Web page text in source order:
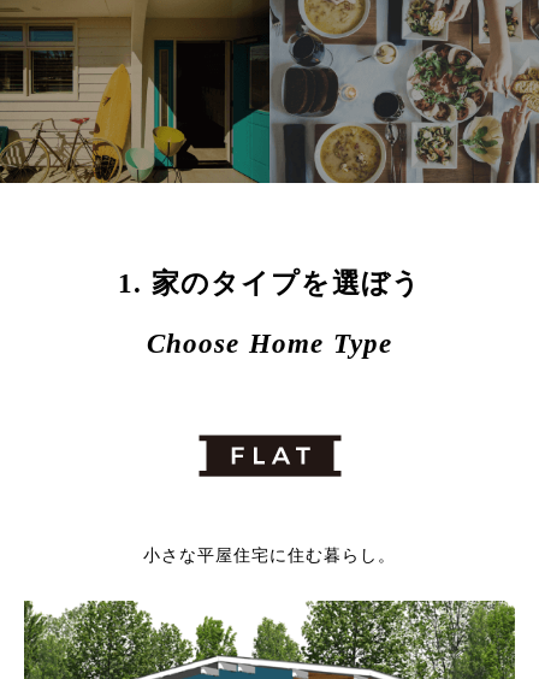
1. 家のタイプを選ぼう
Choose Home Type
小さな平屋住宅に住む暮らし。